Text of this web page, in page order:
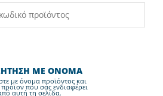
ΜΕ ΟΝΟΜΑ
με όνομα προϊόντος και
προϊον που σας ενδιαφέρει
αυτή τη σελίδα.